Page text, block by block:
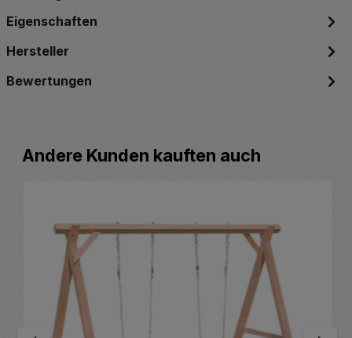
Eigenschaften
Hersteller
Bewertungen
Produktgalerie überspringen
Andere Kunden kauften auch